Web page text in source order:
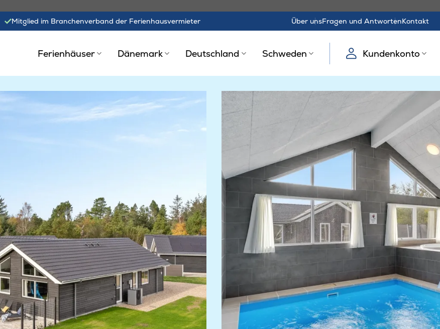
Mitglied im Branchenverband der Ferienhausvermieter Über unsFragen und AntwortenKontakt
Ferienhäuser Dänemark Deutschland Schweden Kundenkonto